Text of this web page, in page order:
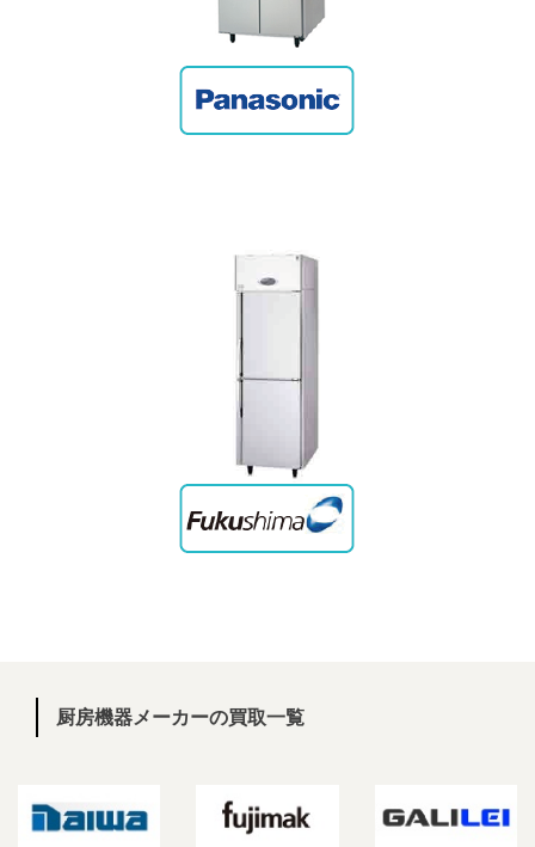
厨房機器メーカーの買取一覧